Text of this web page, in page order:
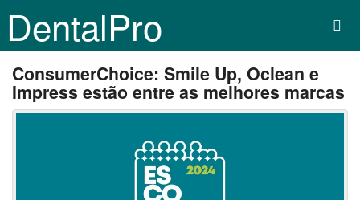
DentalPro
ConsumerChoice: Smile Up, Oclean e
Impress estão entre as melhores marcas